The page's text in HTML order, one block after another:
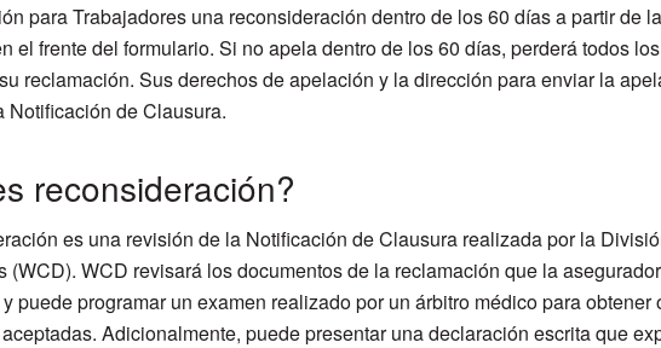
para Trabajadores una reconsideración dentro de los 60 días a partir de
el frente del formulario. Si no apela dentro de los 60 días, perderá todos
reclamación. Sus derechos de apelación y la dirección para enviar la
Notificación de Clausura.
reconsideración?
es una revisión de la Notificación de Clausura realizada por la
(WCD). WCD revisará los documentos de la reclamación que la
puede programar un examen realizado por un árbitro médico para
Adicionalmente, puede presentar una declaración escrita que